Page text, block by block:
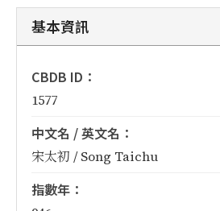
基本資訊
CBDB ID：
1577
中文名 / 英文名：
宋太初 / Song Taichu
指數年：